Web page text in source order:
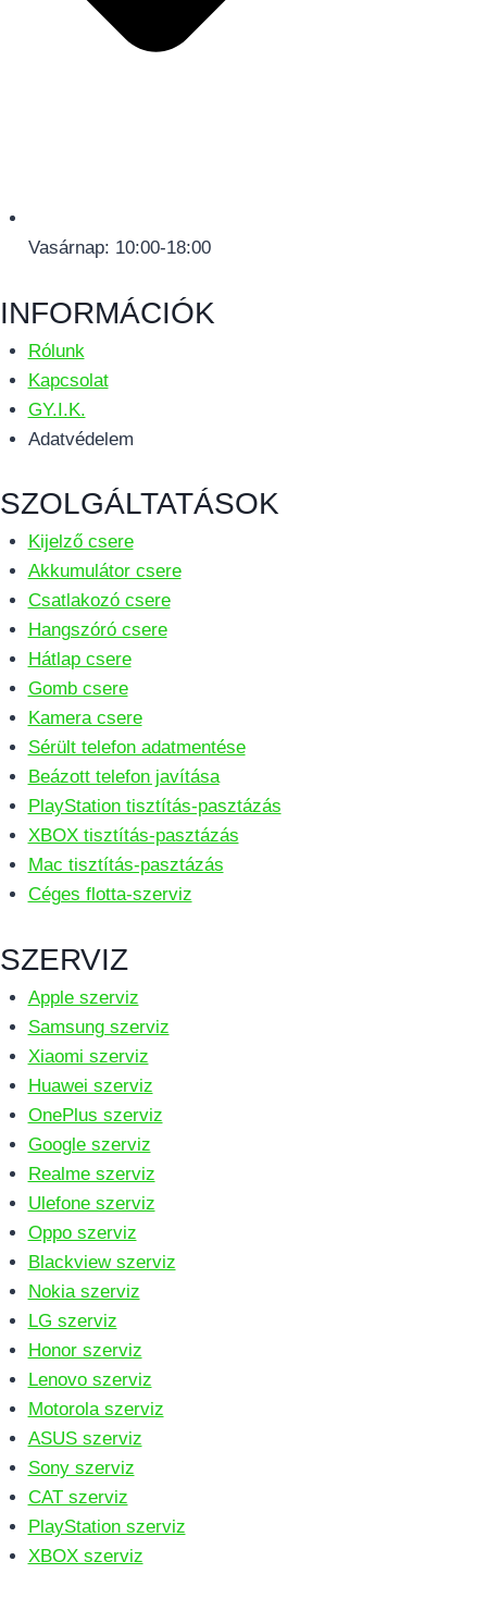
Vasárnap: 10:00-18:00
INFORMÁCIÓK
Rólunk
Kapcsolat
GY.I.K.
Adatvédelem
SZOLGÁLTATÁSOK
Kijelző csere
Akkumulátor csere
Csatlakozó csere
Hangszóró csere
Hátlap csere
Gomb csere
Kamera csere
Sérült telefon adatmentése
Beázott telefon javítása
PlayStation tisztítás-pasztázás
XBOX tisztítás-pasztázás
Mac tisztítás-pasztázás
Céges flotta-szerviz
SZERVIZ
Apple szerviz
Samsung szerviz
Xiaomi szerviz
Huawei szerviz
OnePlus szerviz
Google szerviz
Realme szerviz
Ulefone szerviz
Oppo szerviz
Blackview szerviz
Nokia szerviz
LG szerviz
Honor szerviz
Lenovo szerviz
Motorola szerviz
ASUS szerviz
Sony szerviz
CAT szerviz
PlayStation szerviz
XBOX szerviz